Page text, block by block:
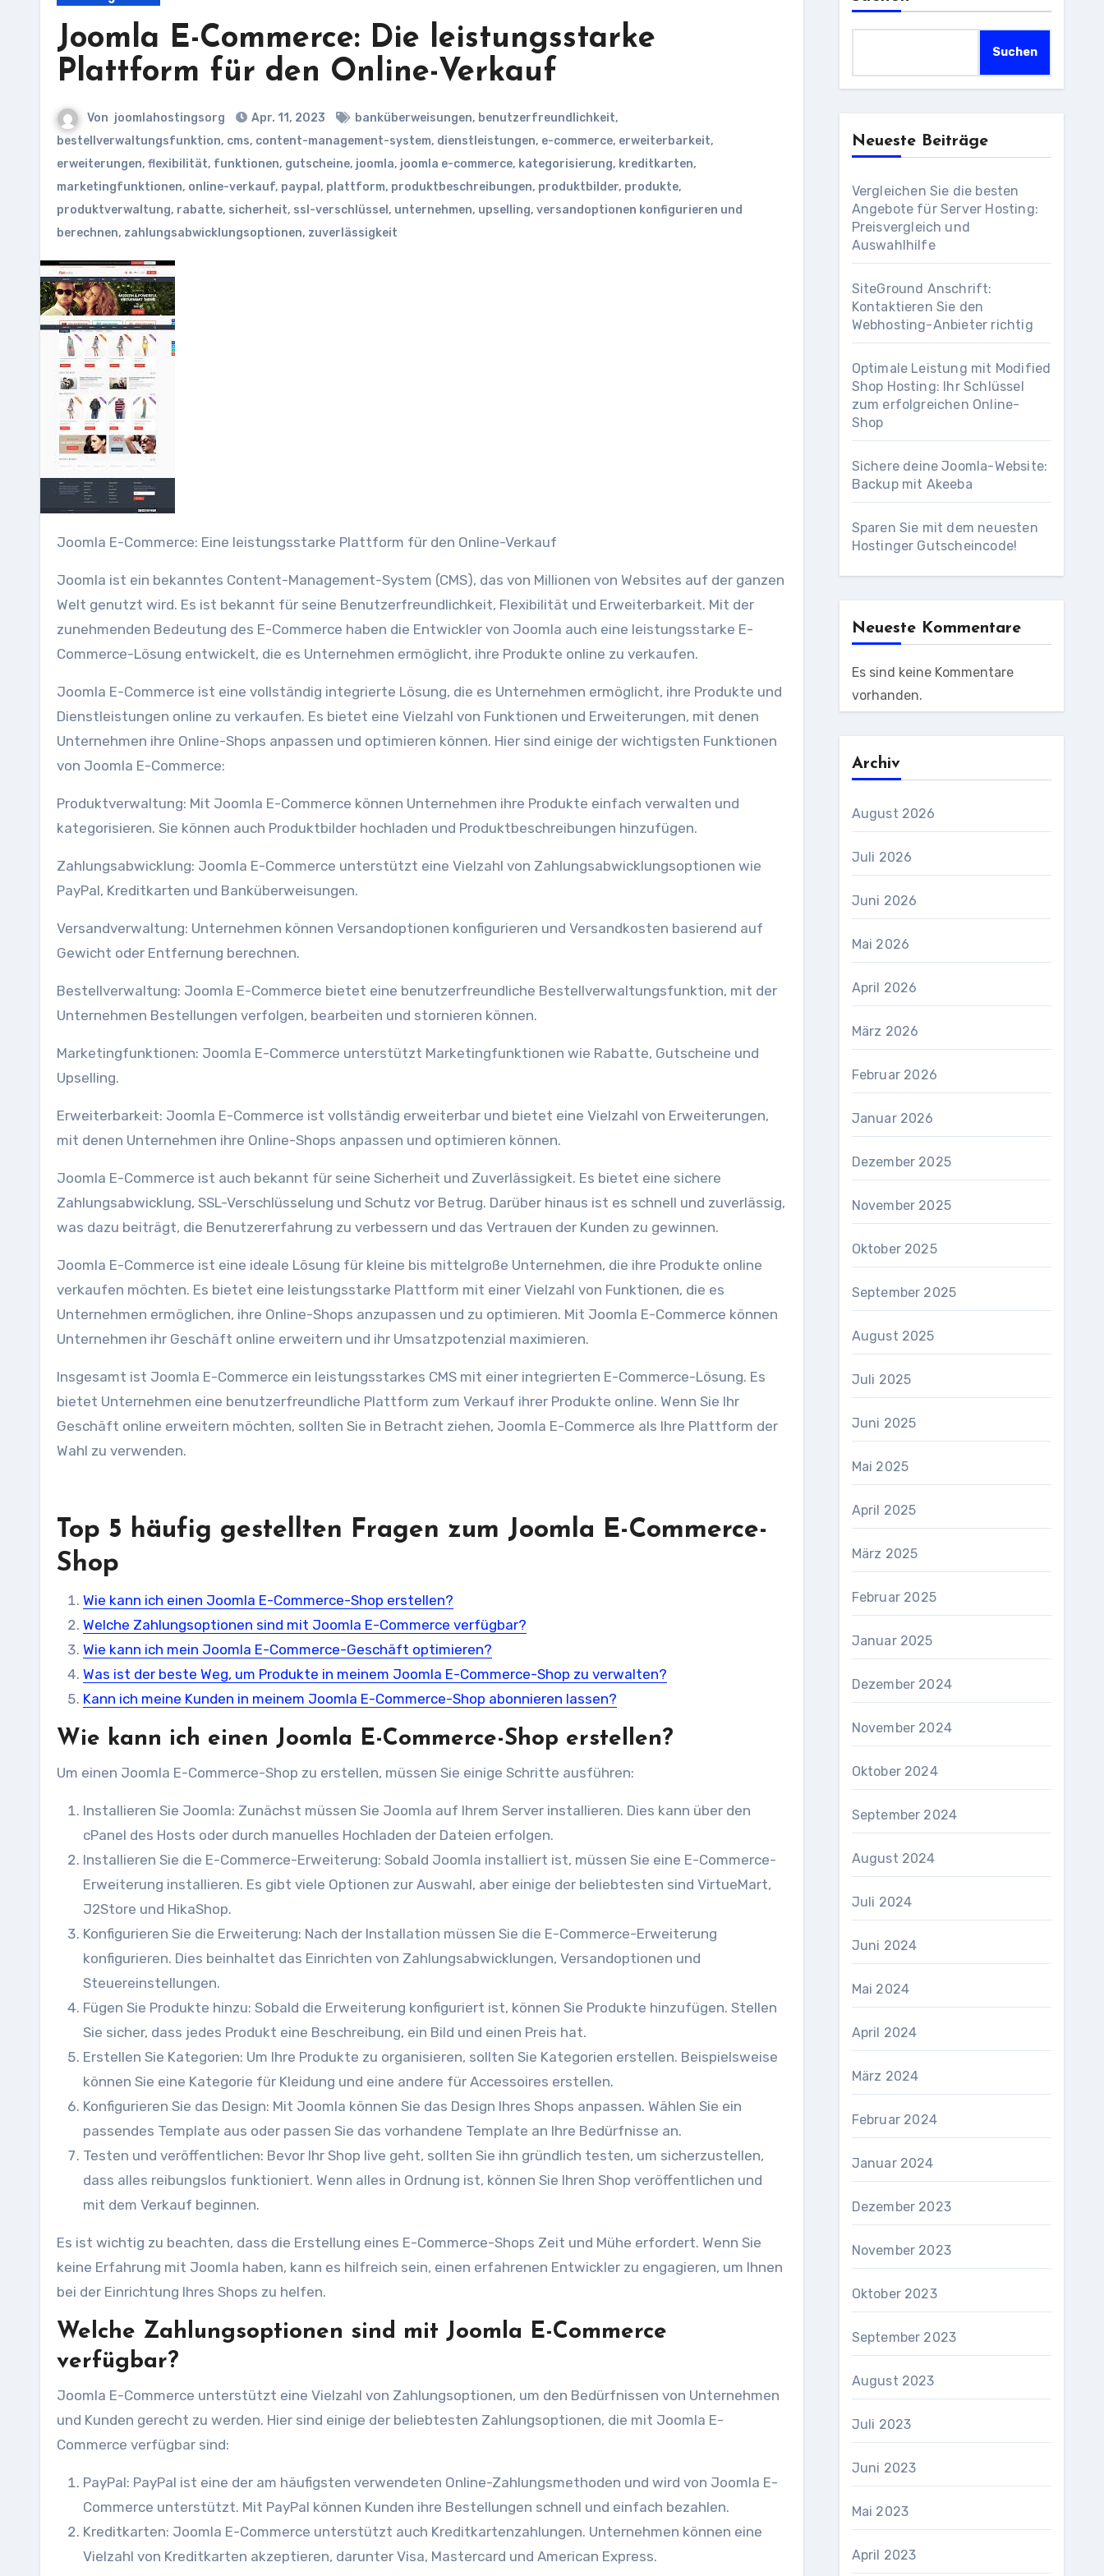
Joomla E-Commerce: Die leistungsstarke
Plattform für den Online-Verkauf
Von joomlahostingsorg Apr. 11, 2023 banküberweisungen, benutzerfreundlichkeit,
bestellverwaltungsfunktion, cms, content-management-system, dienstleistungen, e-commerce, erweiterbarkeit,
erweiterungen, flexibilität, funktionen, gutscheine, joomla, joomla e-commerce, kategorisierung, kreditkarten,
marketingfunktionen, online-verkauf, paypal , plattform, produktbeschreibungen, produktbilder, produkte,
produktverwaltung, rabatte, sicherheit, ssl-verschlüssel , unternehmen, upselling, versandoptionen konfigurieren und
berechnen, zahlungsabwicklungsoptionen, zuverlässigkeit
Joomla E-Commerce: Eine leistungsstarke Plattform für den Online-Verkauf
Joomla ist ein bekanntes Content-Management-System (CMS), das von Millionen von Websites auf der ganzen
Welt genutzt wird. Es ist bekannt für seine Benutzerfreundlichkeit, Flexibilität und Erweiterbarkeit. Mit der
zunehmenden Bedeutung des E-Commerce haben die Entwickler von Joomla auch eine leistungsstarke E-
Commerce-Lösung entwickelt, die es Unternehmen ermöglicht, ihre Produkte online zu verkaufen.
Joomla E-Commerce ist eine vollständig integrierte Lösung, die es Unternehmen ermöglicht, ihre Produkte und
Dienstleistungen online zu verkaufen. Es bietet eine Vielzahl von Funktionen und Erweiterungen, mit denen
Unternehmen ihre Online-Shops anpassen und optimieren können. Hier sind einige der wichtigsten Funktionen
von Joomla E-Commerce:
Produktverwaltung: Mit Joomla E-Commerce können Unternehmen ihre Produkte einfach verwalten und
kategorisieren. Sie können auch Produktbilder hochladen und Produktbeschreibungen hinzufügen.
Zahlungsabwicklung: Joomla E-Commerce unterstützt eine Vielzahl von Zahlungsabwicklungsoptionen wie
PayPal, Kreditkarten und Banküberweisungen.
Versandverwaltung: Unternehmen können Versandoptionen konfigurieren und Versandkosten basierend auf
Gewicht oder Entfernung berechnen.
Bestellverwaltung: Joomla E-Commerce bietet eine benutzerfreundliche Bestellverwaltungsfunktion, mit der
Unternehmen Bestellungen verfolgen, bearbeiten und stornieren können.
Marketingfunktionen: Joomla E-Commerce unterstützt Marketingfunktionen wie Rabatte, Gutscheine und
Upselling.
Erweiterbarkeit: Joomla E-Commerce ist vollständig erweiterbar und bietet eine Vielzahl von Erweiterungen,
mit denen Unternehmen ihre Online-Shops anpassen und optimieren können.
Joomla E-Commerce ist auch bekannt für seine Sicherheit und Zuverlässigkeit. Es bietet eine sichere
Zahlungsabwicklung, SSL-Verschlüsselung und Schutz vor Betrug. Darüber hinaus ist es schnell und zuverlässig,
was dazu beiträgt, die Benutzererfahrung zu verbessern und das Vertrauen der Kunden zu gewinnen.
Joomla E-Commerce ist eine ideale Lösung für kleine bis mittelgroße Unternehmen, die ihre Produkte online
verkaufen möchten. Es bietet eine leistungsstarke Plattform mit einer Vielzahl von Funktionen, die es
Unternehmen ermöglichen, ihre Online-Shops anzupassen und zu optimieren. Mit Joomla E-Commerce können
Unternehmen ihr Geschäft online erweitern und ihr Umsatzpotenzial maximieren.
Insgesamt ist Joomla E-Commerce ein leistungsstarkes CMS mit einer integrierten E-Commerce-Lösung. Es
bietet Unternehmen eine benutzerfreundliche Plattform zum Verkauf ihrer Produkte online. Wenn Sie Ihr
Geschäft online erweitern möchten, sollten Sie in Betracht ziehen, Joomla E-Commerce als Ihre Plattform der
Wahl zu verwenden.
Top 5 häufig gestellten Fragen zum Joomla E-Commerce-
Shop
Wie kann ich einen Joomla E-Commerce-Shop erstellen?
Welche Zahlungsoptionen sind mit Joomla E-Commerce verfügbar?
Wie kann ich mein Joomla E-Commerce-Geschäft optimieren?
Was ist der beste Weg, um Produkte in meinem Joomla E-Commerce-Shop zu verwalten?
Kann ich meine Kunden in meinem Joomla E-Commerce-Shop abonnieren lassen?
Wie kann ich einen Joomla E-Commerce-Shop erstellen?
Um einen Joomla E-Commerce-Shop zu erstellen, müssen Sie einige Schritte ausführen:
Installieren Sie Joomla: Zunächst müssen Sie Joomla auf Ihrem Server installieren. Dies kann über den
cPanel des Hosts oder durch manuelles Hochladen der Dateien erfolgen.
Installieren Sie die E-Commerce-Erweiterung: Sobald Joomla installiert ist, müssen Sie eine E-Commerce-
Erweiterung installieren. Es gibt viele Optionen zur Auswahl, aber einige der beliebtesten sind VirtueMart,
J2Store und HikaShop.
Konfigurieren Sie die Erweiterung: Nach der Installation müssen Sie die E-Commerce-Erweiterung
konfigurieren. Dies beinhaltet das Einrichten von Zahlungsabwicklungen, Versandoptionen und
Steuereinstellungen.
Fügen Sie Produkte hinzu: Sobald die Erweiterung konfiguriert ist, können Sie Produkte hinzufügen. Stellen
Sie sicher, dass jedes Produkt eine Beschreibung, ein Bild und einen Preis hat.
Erstellen Sie Kategorien: Um Ihre Produkte zu organisieren, sollten Sie Kategorien erstellen. Beispielsweise
können Sie eine Kategorie für Kleidung und eine andere für Accessoires erstellen.
Konfigurieren Sie das Design: Mit Joomla können Sie das Design Ihres Shops anpassen. Wählen Sie ein
passendes Template aus oder passen Sie das vorhandene Template an Ihre Bedürfnisse an.
Testen und veröffentlichen: Bevor Ihr Shop live geht, sollten Sie ihn gründlich testen, um sicherzustellen,
dass alles reibungslos funktioniert. Wenn alles in Ordnung ist, können Sie Ihren Shop veröffentlichen und
mit dem Verkauf beginnen.
Es ist wichtig zu beachten, dass die Erstellung eines E-Commerce-Shops Zeit und Mühe erfordert. Wenn Sie
keine Erfahrung mit Joomla haben, kann es hilfreich sein, einen erfahrenen Entwickler zu engagieren, um Ihnen
bei der Einrichtung Ihres Shops zu helfen.
Welche Zahlungsoptionen sind mit Joomla E-Commerce
verfügbar?
Joomla E-Commerce unterstützt eine Vielzahl von Zahlungsoptionen, um den Bedürfnissen von Unternehmen
und Kunden gerecht zu werden. Hier sind einige der beliebtesten Zahlungsoptionen, die mit Joomla E-
Commerce verfügbar sind:
PayPal: PayPal ist eine der am häufigsten verwendeten Online-Zahlungsmethoden und wird von Joomla E-
Commerce unterstützt. Mit PayPal können Kunden ihre Bestellungen schnell und einfach bezahlen.
Kreditkarten: Joomla E-Commerce unterstützt auch Kreditkartenzahlungen. Unternehmen können eine
Vielzahl von Kreditkarten akzeptieren, darunter Visa, Mastercard und American Express.
Suchen
Neueste Beiträge
Vergleichen Sie die besten
Angebote für Server Hosting:
Preisvergleich und
Auswahlhilfe
SiteGround Anschrift:
Kontaktieren Sie den
Webhosting-Anbieter richtig
Optimale Leistung mit Modified
Shop Hosting: Ihr Schlüssel
zum erfolgreichen Online-
Shop
Sichere deine Joomla-Website:
Backup mit Akeeba
Sparen Sie mit dem neuesten
Hostinger Gutscheincode!
Neueste Kommentare
Es sind keine Kommentare
vorhanden.
Archiv
August 2026
Juli 2026
Juni 2026
Mai 2026
April 2026
März 2026
Februar 2026
Januar 2026
Dezember 2025
November 2025
Oktober 2025
September 2025
August 2025
Juli 2025
Juni 2025
Mai 2025
April 2025
März 2025
Februar 2025
Januar 2025
Dezember 2024
November 2024
Oktober 2024
September 2024
August 2024
Juli 2024
Juni 2024
Mai 2024
April 2024
März 2024
Februar 2024
Januar 2024
Dezember 2023
November 2023
Oktober 2023
September 2023
August 2023
Juli 2023
Juni 2023
Mai 2023
April 2023